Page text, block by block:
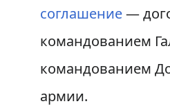
соглашение—
командованием
командованием
армии.